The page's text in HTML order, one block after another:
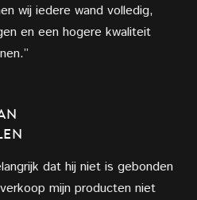
wij iedere wand volledig,
en een hogere kwaliteit
dat hij niet is gebonden
mijn producten niet